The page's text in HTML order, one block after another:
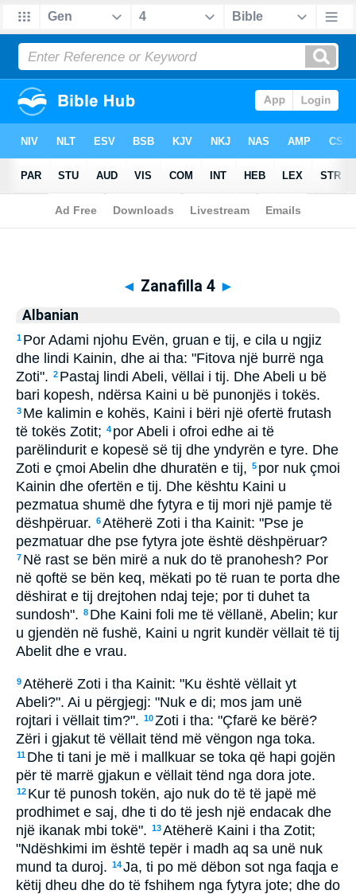
Biblia >Albanian> Zanafilla 4
◄ Zanafilla 4 ►
Albanian
1 Por Adami njohu Evën, gruan e tij, e cila u ngjiz
dhe lindi Kainin, dhe ai tha: "Fitova një burrë nga
Zoti". 2 Pastaj lindi Abeli, vëllai i tij. Dhe Abeli u bë
bari kopesh, ndërsa Kaini u bë punonjës i tokës.
3 Me kalimin e kohës, Kaini i bëri një ofertë frutash
të tokës Zotit; 4 por Abeli i ofroi edhe ai të
parëlindurit e kopesë së tij dhe yndyrën e tyre. Dhe
Zoti e çmoi Abelin dhe dhuratën e tij, 5 por nuk çmoi
Kainin dhe ofertën e tij. Dhe kështu Kaini u
pezmatua shumë dhe fytyra e tij mori një pamje të
dëshpëruar. 6Atëherë Zoti i tha Kainit: "Pse je
pezmatuar dhe pse fytyra jote është dëshpëruar?
7 Në rast se bën mirë a nuk do të pranohesh? Por
në qoftë se bën keq, mëkati po të ruan te porta dhe
dëshirat e tij drejtohen ndaj teje; por ti duhet ta
sundosh". 8 Dhe Kaini foli me të vëllanë, Abelin; kur
u gjendën në fushë, Kaini u ngrit kundër vëllait të tij
Abelit dhe e vrau.
9Atëherë Zoti i tha Kainit: "Ku është vëllait yt
Abeli?". Ai u përgjegj: "Nuk e di; mos jam unë
rojtari i vëllait tim?". 10Zoti i tha: "Çfarë ke bërë?
Zëri i gjakut të vëllait tënd më vëngon nga toka.
11 Dhe ti tani je më i mallkuar se toka që hapi gojën
për të marrë gjakun e vëllait tënd nga dora jote.
12 Kur të punosh tokën, ajo nuk do të të japë më
prodhimet e saj, dhe ti do të jesh një endacak dhe
një ikanak mbi tokë". 13Atëherë Kaini i tha Zotit;
"Ndëshkimi im është tepër i madh aq sa unë nuk
mund ta duroj. 14Ja, ti po më dëbon sot nga faqja e
këtij dheu dhe do të fshihem nga fytyra jote; dhe do